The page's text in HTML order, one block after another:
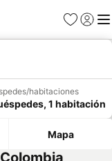
Favoritos
Iniciar
habitaciones
1 habitación
Mapa